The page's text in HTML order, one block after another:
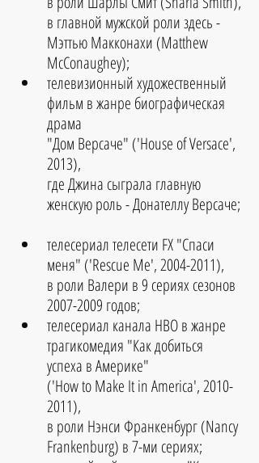
в главной мужской роли здесь -
Мэттью Макконахи (Matthew
McConaughey);
телевизионный художественный
фильм в жанре биографическая
драма
"Дом Версаче" ('House of Versace',
2013),
где Джина сыграла главную
женскую роль - Донателлу Версаче;
телесериал телесети FX "Спаси
меня" ('Rescue Me', 2004-2011),
в роли Валери в 9 сериях сезонов
2007-2009 годов;
телесериал канала HBO в жанре
трагикомедия "Как добиться
успеха в Америке"
('How to Make It in America', 2010-
2011),
в роли Нэнси Франкенбург (Nancy
Frankenburg) в 7-ми сериях;